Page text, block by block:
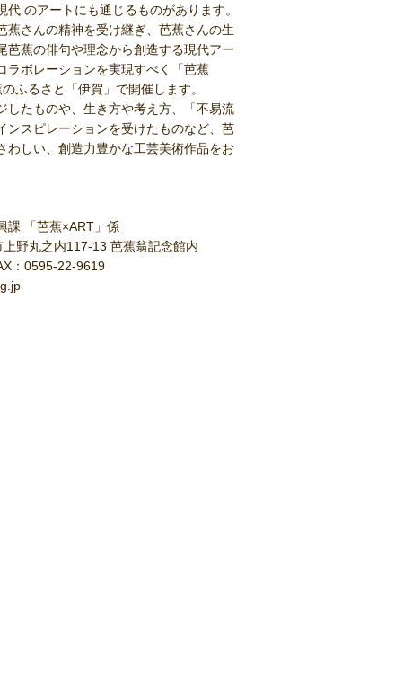
のアートにも通じるものがあります。
蕉さんの精神を受け継ぎ、芭蕉さんの生
芭蕉の俳句や理念から創造する現代アー
ラボレーションを実現すべく「芭蕉
ふるさと「伊賀」で開催します。
したものや、生き方や考え方、「不易流
ンスピレーションを受けたものなど、芭
わしい、創造力豊かな工芸美術作品をお
課 「芭蕉×ART」係
野丸之内117-13 芭蕉翁記念館内
：0595-22-9619